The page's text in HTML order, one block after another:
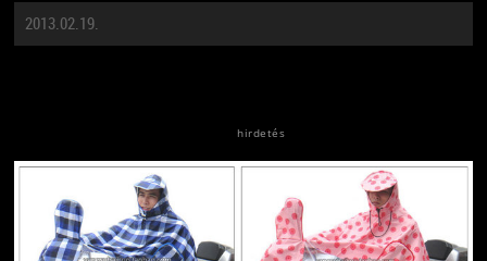
2013.02.19.
Jön még kép!